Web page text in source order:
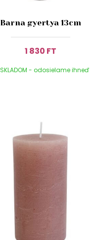
Barna gyertya 13cm
1 830 FT
SKLADOM - odosielame ihneď